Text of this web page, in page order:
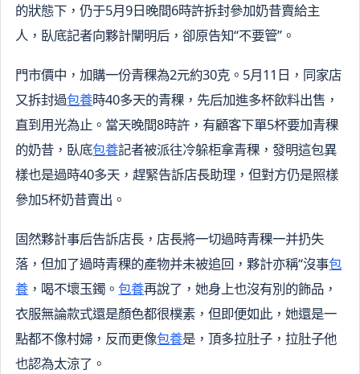
的狀態下，仍于5月9日晚間6時許拆封參加奶昔賣給主
人，臥底記者向夥計闡明后，卻原告知“不要管”。
門市價中，加購一份青稞為2元約30克。5月11日，同家店
又拆封過包養時40多天的青稞，先后加進多杯飲料出售，
直到用光為止。當天晚間8時許，有顧客下單5杯要加青稞
的奶昔，臥底包養記者被派往冷躲柜拿青稞，發明這包異
樣也是過時40多天，趕緊告訴店長助理，但對方仍是照樣
參加5杯奶昔賣出。
固然夥計事后告訴店長，店長將一切過時青稞一并扔失
落，但加了過時青稞的產物并未被追回，夥計亦稱“沒事包
養 ，喝不壞玉鐲。包養再說了，她身上也沒有別的飾品，
衣服無論款式還是顏色都很樸素，但即便如此，她還是一
點都不像村婦，反而更像包養是，頂多拉肚子，拉肚子他
也認為太涼了。